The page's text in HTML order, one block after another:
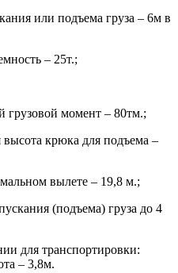
или подъема груза – 6м в
– 25т.;
момент – 80тм.;
крюка для подъема –
вылете – 19,8 м.;
(подъема) груза до 4
для транспортировки:
– 3,8м.